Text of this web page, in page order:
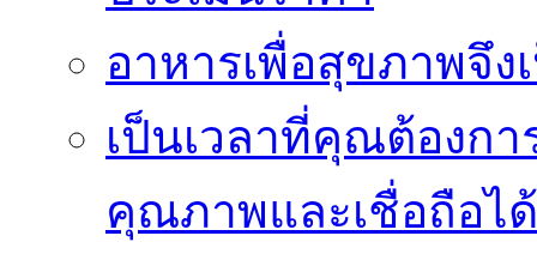
อาหารเพื่อสุขภาพจึ
เป็นเวลาที่คุณต้องก
คุณภาพและเชื่อถือได้